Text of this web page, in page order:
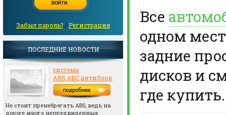
Забыл пароль? /Регистрация
ПОСЛЕДНИЕ НОВОСТИ
система
ABS,АБС,антиблок
Не стоит пренебрегать АВS, ведь на
дороге много непредвиденных
Все
одном
задние
дисков и
где купить.